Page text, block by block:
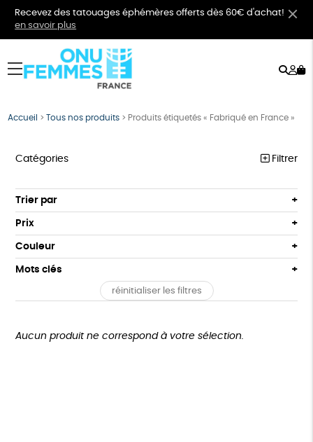
Recevez des tatouages éphémères offerts dès 60€ d'achat!
en savoir plus
menu
Accueil >Tous nos produits > Produits étiquetés « Fabriqué en France »
Catégories Filtrer
VÊTEMENTS
BIJOUX
BIEN-ÊTRE
ÉPICERIE
PAPETERIE
Trier par
Par défaut
Popularité
Prix : du - cher au + cher
Prix : du + cher au - cher
Prix
Tous
0 € - 50 €
Plus de 200€
Couleur
Orange
Mots clés
Cosme Bio Fabrication artisanale
réinitialiser les filtres
Aucun produit ne correspond à votre sélection.